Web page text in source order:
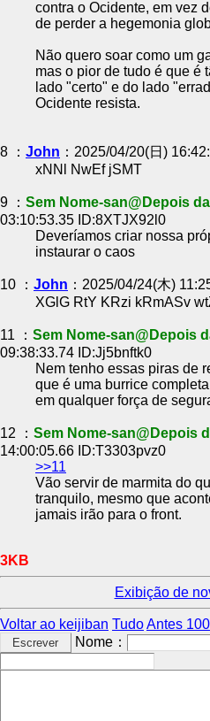
contra o Ocidente, em vez
de perder a hegemonia
Não quero soar como um
mas o pior de tudo é que é
lado "certo" e do lado
Ocidente resista.
8 ： John ：2025/04/20(日)
xNNl NwEf jSMT
9 ： Sem Nome-san@Depois
03:10:53.35 ID:8XTJX92l0
Deveríamos criar nossa
instaurar o caos
10 ： John ：2025/04/24(木)
XGlG RtY KRzi kRmASv
11 ： Sem Nome-san@Depois
09:38:33.74 ID:Jj5bnftk0
Nem tenho essas piras de
que é uma burrice
em qualquer força de
12 ： Sem Nome-san@Depois
14:00:05.66 ID:T3303pvz0
>>11
Vão servir de marmita do
tranquilo, mesmo que
jamais irão para o front.
3KB
Exibição de
Voltar ao keijiban TudoAntes 100
Nome：